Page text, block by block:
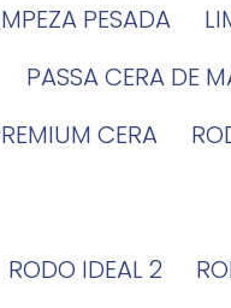
PESADA
PASSA CERA DE
CERA
RODO IDEAL 2